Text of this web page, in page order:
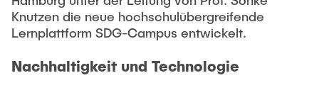
Knutzen die neue hochschulübergreifende
Lernplattform SDG-Campus entwickelt.
Nachhaltigkeit und Technologie